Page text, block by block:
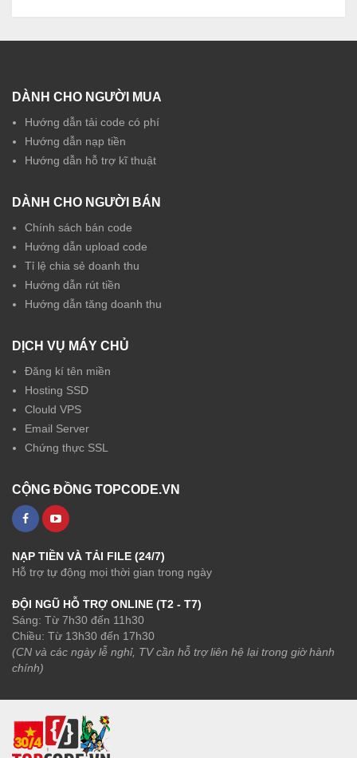
DÀNH CHO NGƯỜI MUA
Hướng dẫn tải code có phí
Hướng dẫn nạp tiền
Hướng dẫn hỗ trợ kĩ thuật
DÀNH CHO NGƯỜI BÁN
Chính sách bán code
Hướng dẫn upload code
Tỉ lệ chia sẻ doanh thu
Hướng dẫn rút tiền
Hướng dẫn tăng doanh thu
DỊCH VỤ MÁY CHỦ
Đăng kí tên miền
Hosting SSD
Clould VPS
Email Server
Chứng thực SSL
CỘNG ĐỒNG TOPCODE.VN
NẠP TIỀN VÀ TẢI FILE (24/7)
Hỗ trợ tự động mọi thời gian trong ngày
ĐỘI NGŨ HỖ TRỢ ONLINE (T2 - T7)
Sáng: Từ 7h30 đến 11h30
Chiều: Từ 13h30 đến 17h30
(CN và các ngày lễ nghỉ, TV cần hỗ trợ liên hệ lại trong giờ hành
chính)